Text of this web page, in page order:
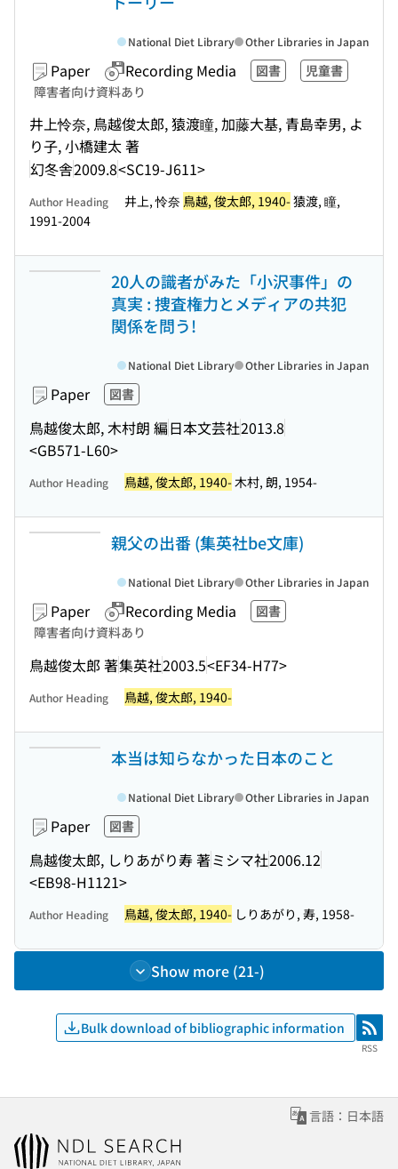
Paper Recording Media 図書
児童書
障害者向け資料あり
井上怜奈, 鳥越俊太郎, 猿渡瞳, 加藤大基, 青島幸男, よ
り子, 小橋建太 著
幻冬舎2009.8<SC19-J611>
National Diet Library Other Libraries in Japan
Author Heading 井上, 怜奈 鳥越, 俊太郎, 1940-猿渡, 瞳,
1991-2004
20人の識者がみた「小沢事件」の
真実 : 捜査権力とメディアの共犯
関係を問う!
Paper 図書
鳥越俊太郎, 木村朗 編日本文芸社2013.8
<GB571-L60>
National Diet Library Other Libraries in Japan
Author Heading 鳥越, 俊太郎, 1940-木村, 朗, 1954-
親父の出番 (集英社be文庫)
Paper Recording Media
図書
障害者向け資料あり
鳥越俊太郎 著集英社2003.5<EF34-H77>
National Diet Library Other Libraries in Japan
Author Heading 鳥越, 俊太郎, 1940-
本当は知らなかった日本のこと
Paper 図書
鳥越俊太郎, しりあがり寿 著ミシマ社2006.12
<EB98-H1121>
National Diet Library Other Libraries in Japan
Author Heading 鳥越, 俊太郎, 1940- しりあがり, 寿, 1958-
Show more (21-)
Bulk download of bibliographic information RSS
RSS
言語：日本語